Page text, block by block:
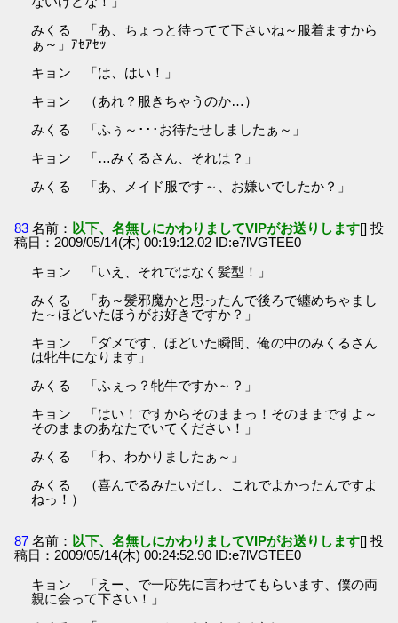
みくる 「あ、ちょっと待ってて下さいね～服着ますから
ぁ～」ｱｾｱｾｯ
キョン 「は、はい！」
キョン （あれ？服きちゃうのか…）
みくる 「ふぅ～･･･お待たせしましたぁ～」
キョン 「…みくるさん、それは？」
みくる 「あ、メイド服です～、お嫌いでしたか？」
83 名前： 以下、名無しにかわりましてVIPがお送りします[] 投
稿日：2009/05/14(木) 00:19:12.02 ID:e7lVGTEE0
キョン 「いえ、それではなく髪型！」
みくる 「あ～髪邪魔かと思ったんで後ろで纏めちゃまし
た～ほどいたほうがお好きですか？」
キョン 「ダメです、ほどいた瞬間、俺の中のみくるさん
は牝牛になります」
みくる 「ふぇっ？牝牛ですか～？」
キョン 「はい！ですからそのままっ！そのままですよ～
そのままのあなたでいてください！」
みくる 「わ、わかりましたぁ～」
みくる （喜んでるみたいだし、これでよかったんですよ
ねっ！）
87 名前： 以下、名無しにかわりましてVIPがお送りします[] 投
稿日：2009/05/14(木) 00:24:52.90 ID:e7lVGTEE0
キョン 「えー、で一応先に言わせてもらいます、僕の両
親に会って下さい！」